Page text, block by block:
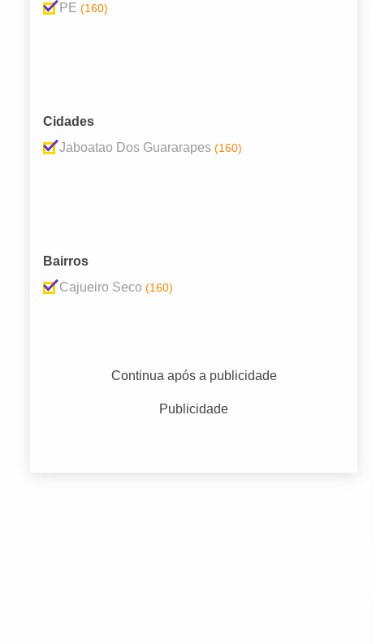
PE (160)
Cidades
Jaboatao Dos Guararapes (160)
Bairros
Cajueiro Seco (160)
Continua após a publicidade
Publicidade